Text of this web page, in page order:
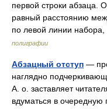
первой строки абзаца.
равный расстоянию
по левой линии
полиграфии
Абзацный отступ —
наглядно
А. о. заставляет
вдуматься в очередную